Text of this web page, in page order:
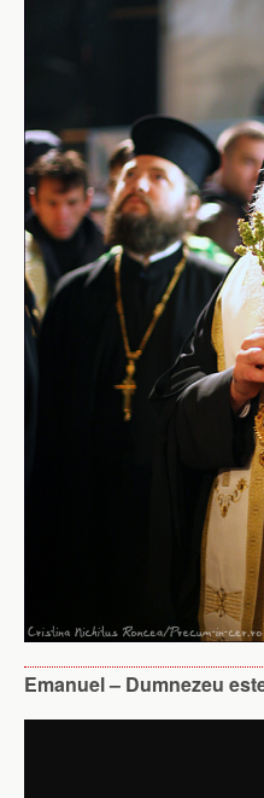
Emanuel – Dumnezeu